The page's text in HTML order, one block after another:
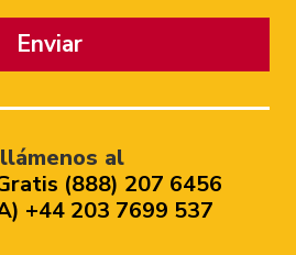
Enviar
al
(888) 207 6456
+44 203 7699 537